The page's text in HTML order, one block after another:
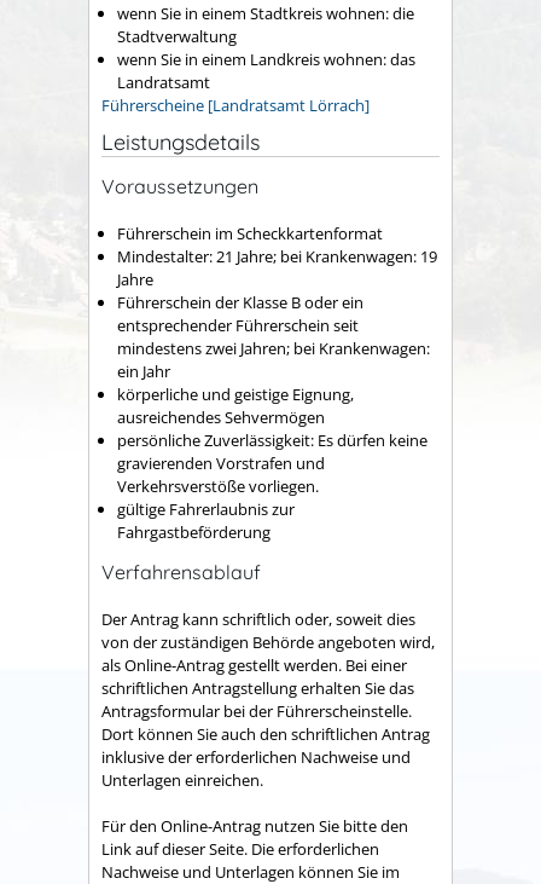
wenn Sie in einem Stadtkreis wohnen: die
Stadtverwaltung
wenn Sie in einem Landkreis wohnen: das
Landratsamt
Führerscheine [Landratsamt Lörrach]
Leistungsdetails
Voraussetzungen
Führerschein im Scheckkartenformat
Mindestalter: 21 Jahre; bei Krankenwagen: 19
Jahre
Führerschein der Klasse B oder ein
entsprechender Führerschein seit
mindestens zwei Jahren; bei Krankenwagen:
ein Jahr
körperliche und geistige Eignung,
ausreichendes Sehvermögen
persönliche Zuverlässigkeit: Es dürfen keine
gravierenden Vorstrafen und
Verkehrsverstöße vorliegen.
gültige Fahrerlaubnis zur
Fahrgastbeförderung
Verfahrensablauf
Der Antrag kann schriftlich oder, soweit dies
von der zuständigen Behörde angeboten wird,
als Online-Antrag gestellt werden. Bei einer
schriftlichen Antragstellung erhalten Sie das
Antragsformular bei der Führerscheinstelle.
Dort können Sie auch den schriftlichen Antrag
inklusive der erforderlichen Nachweise und
Unterlagen einreichen.
Für den Online-Antrag nutzen Sie bitte den
Link auf dieser Seite. Die erforderlichen
Nachweise und Unterlagen können Sie im